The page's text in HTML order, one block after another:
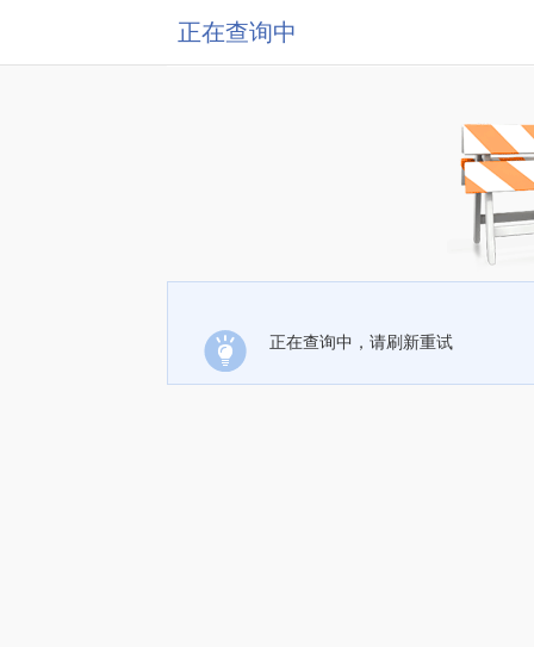
正在查询中
正在查询中，请刷新重试